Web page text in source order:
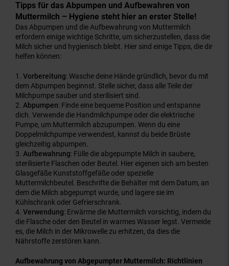
Tipps für das Abpumpen und Aufbewahren von
Muttermilch – Hygiene steht hier an erster Stelle!
Das Abpumpen und die Aufbewahrung von Muttermilch
erfordern einige wichtige Schritte, um sicherzustellen, dass die
Milch sicher und hygienisch bleibt. Hier sind einige Tipps, die dir
helfen können:
Vorbereitung: Wasche deine Hände gründlich, bevor du mit
dem Abpumpen beginnst. Stelle sicher, dass alle Teile der
Milchpumpe sauber und sterilisiert sind.
Abpumpen: Finde eine bequeme Position und entspanne
dich. Verwende die Handmilchpumpe oder die elektrische
Pumpe, um Muttermilch abzupumpen. Wenn du eine
Doppelmilchpumpe verwendest, kannst du beide Brüste
gleichzeitig abpumpen.
Aufbewahrung: Fülle die abgepumpte Milch in saubere,
sterilisierte Flaschen oder Beutel. Hier eigenen sich am besten
Glasgefäße Kunststoffgefäße oder spezielle
Muttermilchbeutel. Beschrifte die Behälter mit dem Datum, an
dem die Milch abgepumpt wurde, und lagere sie im
Kühlschrank oder Gefrierschrank.
Verwendung: Erwärme die Muttermilch vorsichtig, indem du
die Flasche oder den Beutel in warmes Wasser legst. Vermeide
es, die Milch in der Mikrowelle zu erhitzen, da dies die
Nährstoffe zerstören kann.
Aufbewahrung von Abgepumpter Muttermilch: Richtlinien